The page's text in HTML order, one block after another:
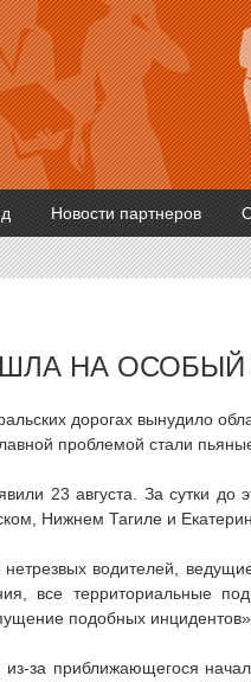
Новости партнеров
НА
дорогах вынудило
проблемой стали
23 августа. За сутки до
Нижнем Тагиле и
водителей,
все территориальные
подобных
за приближающегося